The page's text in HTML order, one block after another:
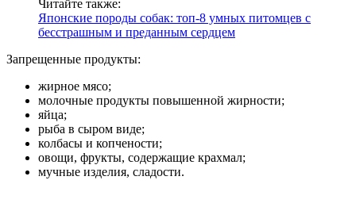
Читайте также:
Японские породы собак: топ-8 умных питомцев с
бесстрашным и преданным сердцем
Запрещенные продукты:
жирное мясо;
молочные продукты повышенной жирности;
яйца;
рыба в сыром виде;
колбасы и копчености;
овощи, фрукты, содержащие крахмал;
мучные изделия, сладости.